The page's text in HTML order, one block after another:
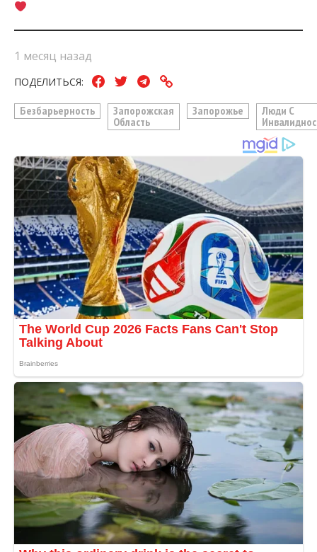
1 месяц назад
ПОДЕЛИТЬСЯ:
Безбарьерность
Запорожская
Область
Запорожье
Люди С